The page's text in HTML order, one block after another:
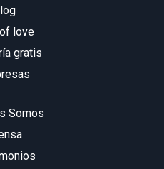
love
gratis
Somos